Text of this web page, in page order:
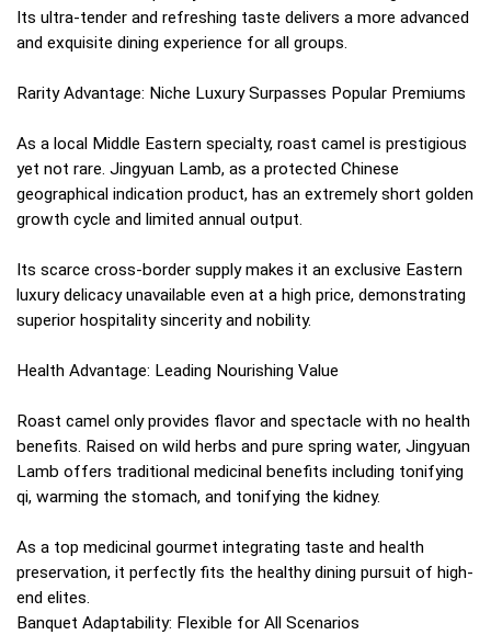
Its ultra-tender and refreshing taste delivers a more advanced
and exquisite dining experience for all groups.
Rarity Advantage: Niche Luxury Surpasses Popular Premiums
As a local Middle Eastern specialty, roast camel is prestigious
yet not rare. Jingyuan Lamb, as a protected Chinese
geographical indication product, has an extremely short golden
growth cycle and limited annual output.
Its scarce cross-border supply makes it an exclusive Eastern
luxury delicacy unavailable even at a high price, demonstrating
superior hospitality sincerity and nobility.
Health Advantage: Leading Nourishing Value
Roast camel only provides flavor and spectacle with no health
benefits. Raised on wild herbs and pure spring water, Jingyuan
Lamb offers traditional medicinal benefits including tonifying
qi, warming the stomach, and tonifying the kidney.
As a top medicinal gourmet integrating taste and health
preservation, it perfectly fits the healthy dining pursuit of high-
end elites.
Banquet Adaptability: Flexible for All Scenarios